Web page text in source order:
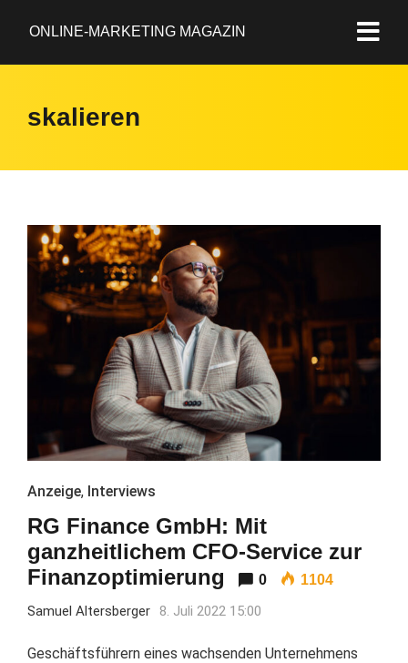
ONLINE-MARKETING MAGAZIN
skalieren
Anzeige, Interviews
RG Finance GmbH: Mit
ganzheitlichem CFO-Service zur
Finanzoptimierung
0 1104
Samuel Altersberger 8. Juli 2022 15:00
Geschäftsführern eines wachsenden Unternehmens